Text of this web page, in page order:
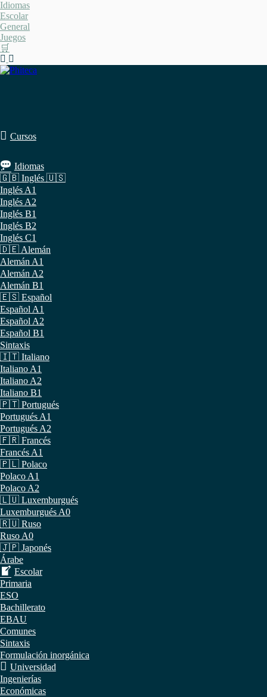
Saltar
al
contenido
Idiomas
Escolar
General
Juegos
🛒
Cursos
Idiomas
🇬🇧 Inglés 🇺🇸
Inglés A1
Inglés A2
Inglés B1
Inglés B2
Inglés C1
🇩🇪 Alemán
Alemán A1
Alemán A2
Alemán B1
🇪🇸 Español
Español A1
Español A2
Español B1
Sintaxis
🇮🇹 Italiano
Italiano A1
Italiano A2
Italiano B1
🇵🇹 Portugués
Portugués A1
Portugués A2
🇫🇷 Francés
Francés A1
🇵🇱 Polaco
Polaco A1
Polaco A2
🇱🇺 Luxemburgués
Luxemburgués A0
🇷🇺 Ruso
Ruso A0
🇯🇵 Japonés
Árabe
Escolar
Primaria
ESO
Bachillerato
EBAU
Comunes
Sintaxis
Formulación inorgánica
Universidad
Ingenierías
Económicas